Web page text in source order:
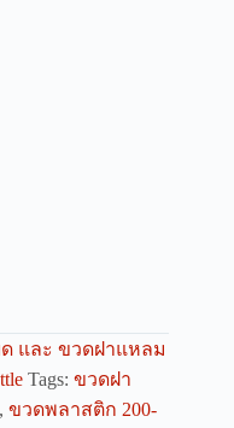
และ ขวดฝาแหลม
Tags: ขวดฝา
, ขวดพลาสติก 200-